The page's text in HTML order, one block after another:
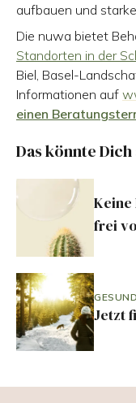
aufbauen und
Die nuwa bietet
Standorten in der
Biel, Basel-
Informationen auf
einen
Das könnte
frei
Jetzt